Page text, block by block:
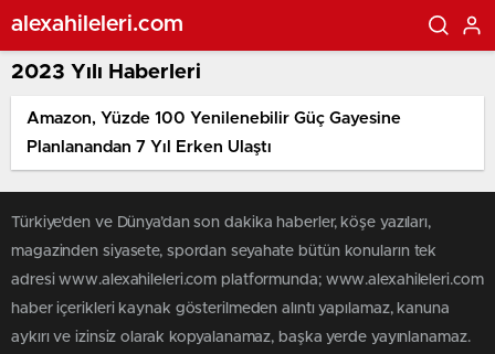
alexahileleri.com
2023 Yılı Haberleri
Amazon, Yüzde 100 Yenilenebilir Güç Gayesine
Planlanandan 7 Yıl Erken Ulaştı
Türkiye'den ve Dünya’dan son dakika haberler, köşe yazıları,
magazinden siyasete, spordan seyahate bütün konuların tek
adresi www.alexahileleri.com platformunda; www.alexahileleri.com
haber içerikleri kaynak gösterilmeden alıntı yapılamaz, kanuna
aykırı ve izinsiz olarak kopyalanamaz, başka yerde yayınlanamaz.